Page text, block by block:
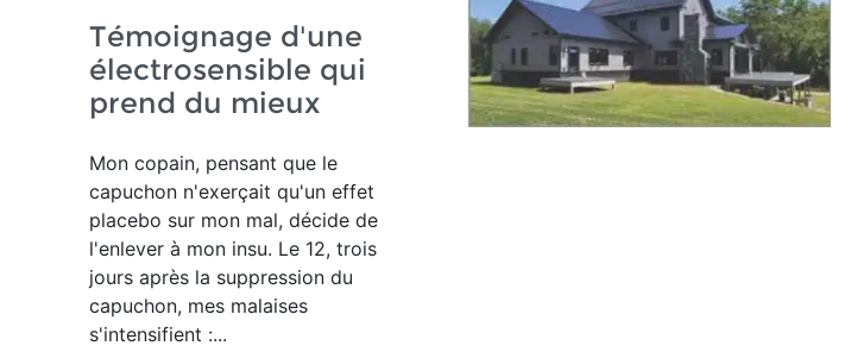
Témoignage d'une
électrosensible qui
prend du mieux
Mon copain, pensant que le
capuchon n'exerçait qu'un effet
placebo sur mon mal, décide de
l'enlever à mon insu. Le 12, trois
jours après la suppression du
capuchon, mes malaises
s'intensifient :...